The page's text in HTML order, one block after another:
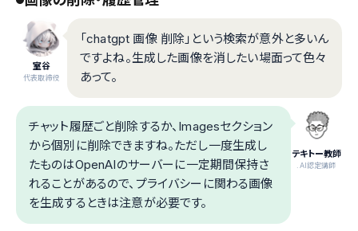
室谷
代表取締役
「chatgpt 画像 削除」という検索が意外と多いん
ですよね。生成した画像を消したい場面って色々
あって。
テキトー教師
.AI認定講師
チャット履歴ごと削除するか、Imagesセクション
から個別に削除できますね。ただし一度生成し
たものはOpenAIのサーバーに一定期間保持さ
れることがあるので、プライバシーに関わる画像
を生成するときは注意が必要です。